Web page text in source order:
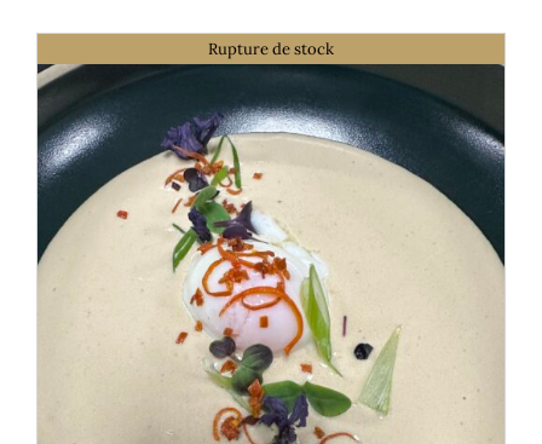
Rupture de stock
DÉTAILS